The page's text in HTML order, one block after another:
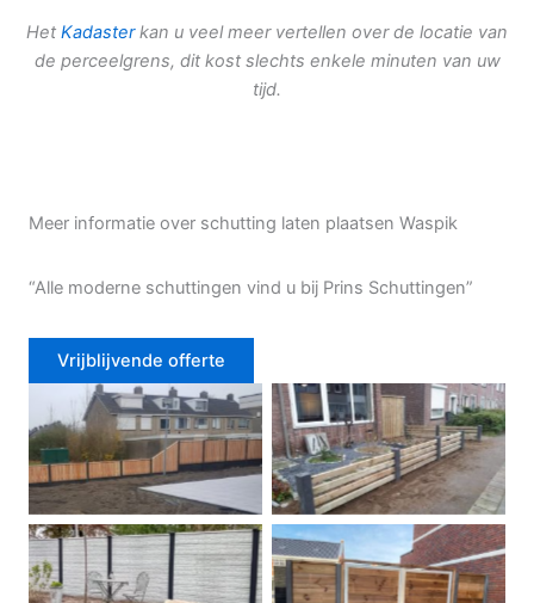
Het Kadasterkan u veel meer vertellen over de locatie van
de perceelgrens, dit kost slechts enkele minuten van uw
tijd.
Meer informatie over schutting laten plaatsen Waspik
“Alle moderne schuttingen vind u bij Prins Schuttingen”
Vrijblijvende offerte
Douglas schutting Tuinhek voortuin
Betonschutting